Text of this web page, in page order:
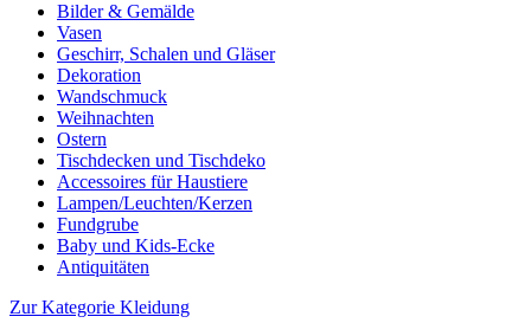
Bilder & Gemälde
Vasen
Geschirr, Schalen und Gläser
Dekoration
Wandschmuck
Weihnachten
Ostern
Tischdecken und Tischdeko
Accessoires für Haustiere
Lampen/Leuchten/Kerzen
Fundgrube
Baby und Kids-Ecke
Antiquitäten
Zur Kategorie Kleidung